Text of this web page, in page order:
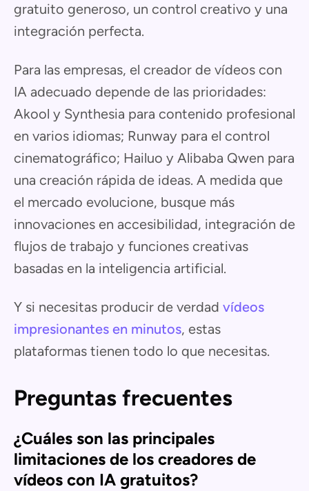
gratuito generoso, un control creativo y una
integración perfecta.
Para las empresas, el creador de vídeos con
IA adecuado depende de las prioridades:
Akool y Synthesia para contenido profesional
en varios idiomas; Runway para el control
cinematográfico; Hailuo y Alibaba Qwen para
una creación rápida de ideas. A medida que
el mercado evolucione, busque más
innovaciones en accesibilidad, integración de
flujos de trabajo y funciones creativas
basadas en la inteligencia artificial.
Y si necesitas producir de verdad vídeos
impresionantes en minutos, estas
plataformas tienen todo lo que necesitas.
Preguntas frecuentes
¿Cuáles son las principales
limitaciones de los creadores de
vídeos con IA gratuitos?